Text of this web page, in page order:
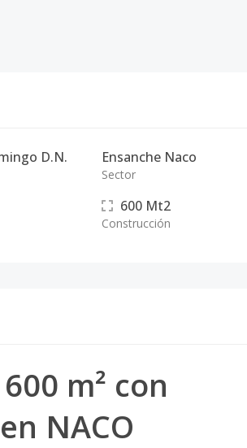
D.N. Ensanche Naco
Sector
600 Mt2
Construcción
m² con
NACO